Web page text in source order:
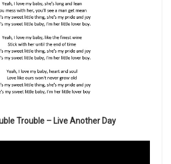
Trouble – Live Another Day